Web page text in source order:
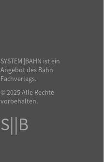
SYSTEM||BAHN ist ein
Angebot des Bahn
Fachverlags.
© 2025 Alle Rechte
vorbehalten.
S||B